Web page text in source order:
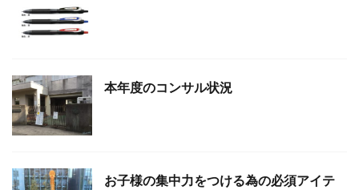
本年度のコンサル状況
お子様の集中力をつける為の必須アイテ